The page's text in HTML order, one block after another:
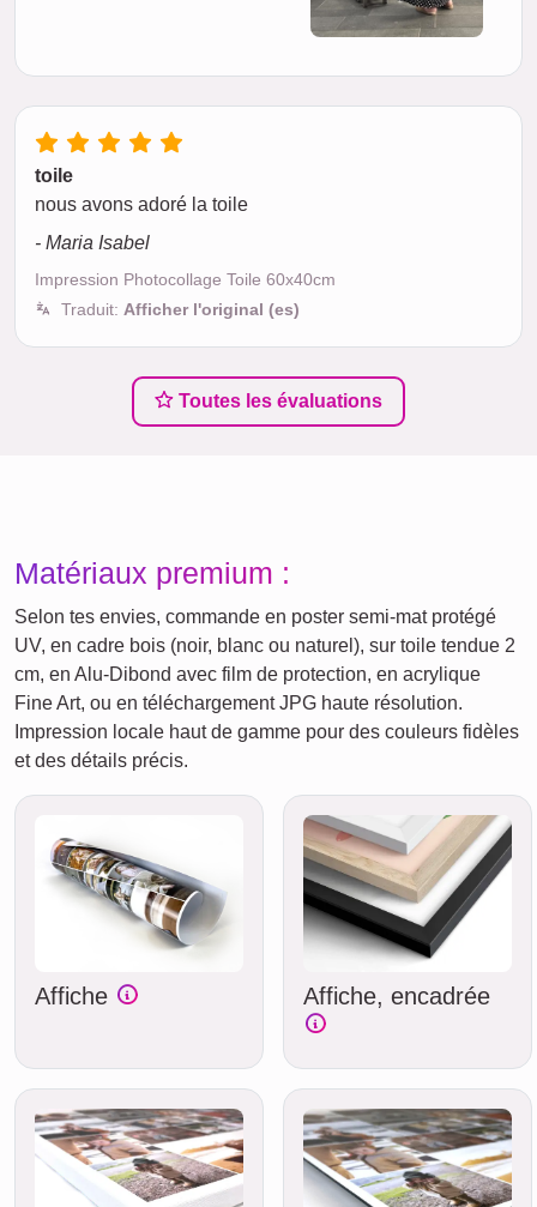
toile
nous avons adoré la toile
- Maria Isabel
Impression Photocollage Toile 60x40cm
Traduit: Afficher l'original (es)
Toutes les évaluations
Matériaux premium :
Selon tes envies, commande en poster semi-mat protégé
UV, en cadre bois (noir, blanc ou naturel), sur toile tendue 2
cm, en Alu-Dibond avec film de protection, en acrylique
Fine Art, ou en téléchargement JPG haute résolution.
Impression locale haut de gamme pour des couleurs fidèles
et des détails précis.
Affiche Affiche, encadrée